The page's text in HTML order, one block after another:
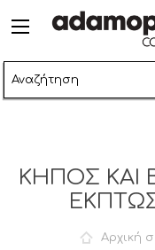
ΚΗΠΟΣ ΚΑΙ
Αρχική